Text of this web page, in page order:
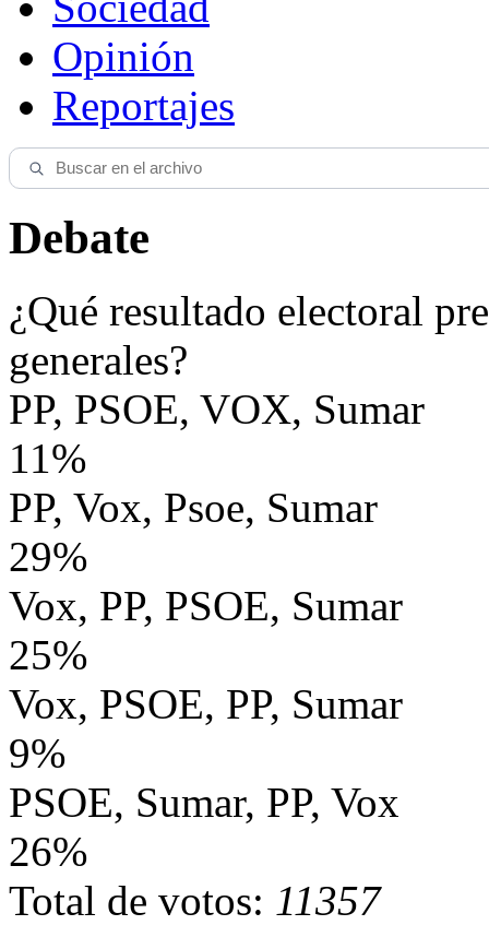
Opinión
Reportajes
Debate
¿Qué resultado electoral
generales?
PP, PSOE, VOX, Sumar
11%
PP, Vox, Psoe, Sumar
29%
Vox, PP, PSOE, Sumar
25%
Vox, PSOE, PP, Sumar
9%
PSOE, Sumar, PP, Vox
26%
Total de votos: 11357